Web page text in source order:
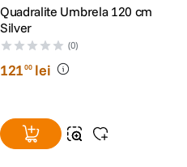
Quadralite Umbrela 120 cm
Silver
(0)
12100 lei